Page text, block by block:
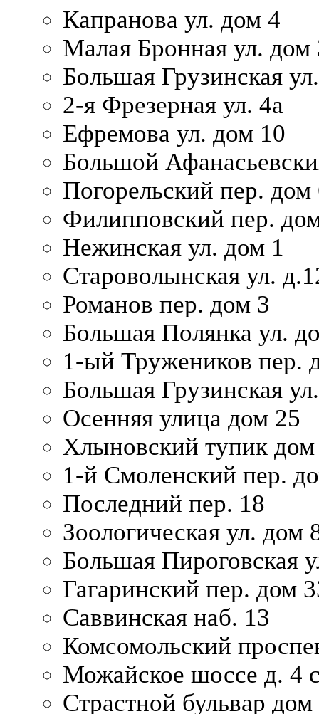
Капранова ул. дом 4
Малая Бронная ул. дом
Большая Грузинская
2-я Фрезерная ул. 4а
Ефремова ул. дом 10
Большой
Погорельский пер. дом
Филипповский пер.
Нежинская ул. дом 1
Староволынская ул.
Романов пер. дом 3
Большая Полянка ул.
1-ый Тружеников пер.
Большая Грузинская
Осенняя улица дом 25
Хлыновский тупик
1-й Смоленский пер.
Последний пер. 18
Зоологическая ул. дом
Большая Пироговская
Гагаринский пер. дом
Саввинская наб. 13
Комсомольский
Можайское шоссе д. 4
Страстной бульвар дом